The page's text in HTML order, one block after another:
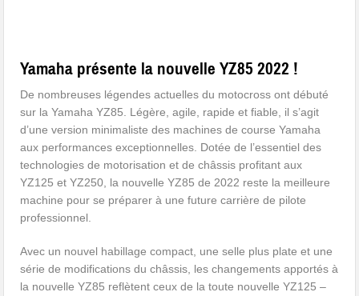
Yamaha présente la nouvelle YZ85 2022 !
De nombreuses légendes actuelles du motocross ont débuté
sur la Yamaha YZ85. Légère, agile, rapide et fiable, il s’agit
d’une version minimaliste des machines de course Yamaha
aux performances exceptionnelles. Dotée de l’essentiel des
technologies de motorisation et de châssis profitant aux
YZ125 et YZ250, la nouvelle YZ85 de 2022 reste la meilleure
machine pour se préparer à une future carrière de pilote
professionnel.
Avec un nouvel habillage compact, une selle plus plate et une
série de modifications du châssis, les changements apportés à
la nouvelle YZ85 reflètent ceux de la toute nouvelle YZ125 –